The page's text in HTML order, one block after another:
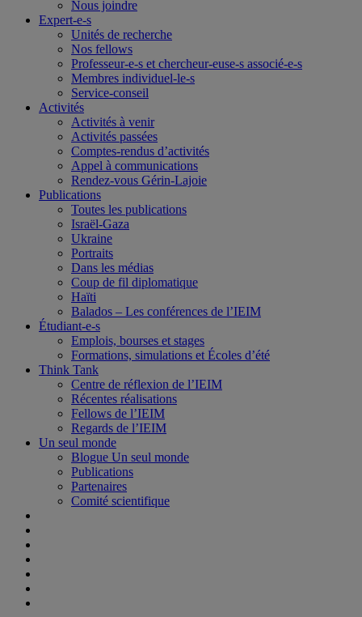
Nous joindre
Expert-e-s
Unités de recherche
Nos fellows
Professeur-e-s et chercheur-euse-s associé-e-s
Membres individuel-le-s
Service-conseil
Activités
Activités à venir
Activités passées
Comptes-rendus d’activités
Appel à communications
Rendez-vous Gérin-Lajoie
Publications
Toutes les publications
Israël-Gaza
Ukraine
Portraits
Dans les médias
Coup de fil diplomatique
Haïti
Balados – Les conférences de l’IEIM
Étudiant-e-s
Emplois, bourses et stages
Formations, simulations et Écoles d’été
Think Tank
Centre de réflexion de l’IEIM
Récentes réalisations
Fellows de l’IEIM
Regards de l’IEIM
Un seul monde
Blogue Un seul monde
Publications
Partenaires
Comité scientifique